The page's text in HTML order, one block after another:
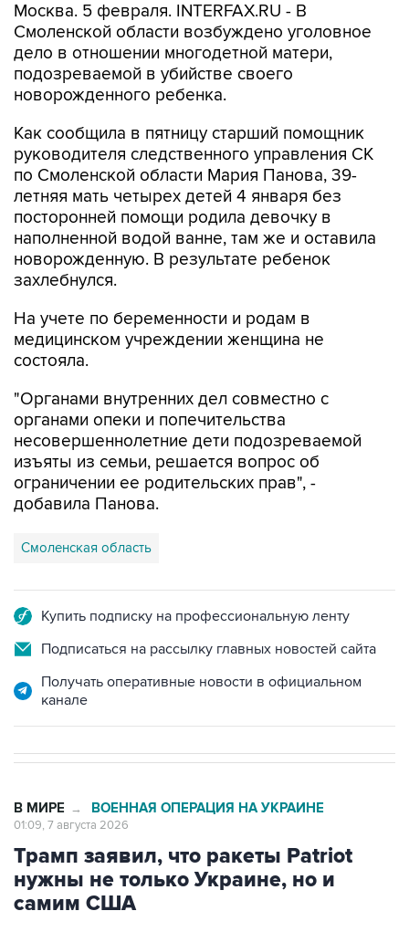
Москва. 5 февраля. INTERFAX.RU - В
Смоленской области возбуждено уголовное
дело в отношении многодетной матери,
подозреваемой в убийстве своего
новорожденного ребенка.
Как сообщила в пятницу старший помощник
руководителя следственного управления СК
по Смоленской области Мария Панова, 39-
летняя мать четырех детей 4 января без
посторонней помощи родила девочку в
наполненной водой ванне, там же и оставила
новорожденную. В результате ребенок
захлебнулся.
На учете по беременности и родам в
медицинском учреждении женщина не
состояла.
"Органами внутренних дел совместно с
органами опеки и попечительства
несовершеннолетние дети подозреваемой
изъяты из семьи, решается вопрос об
ограничении ее родительских прав", -
добавила Панова.
Смоленская область
Купить подписку на профессиональную ленту
Подписаться на рассылку главных новостей сайта
Получать оперативные новости в официальном
канале
В МИРЕ → ВОЕННАЯ ОПЕРАЦИЯ НА УКРАИНЕ
01:09, 7 августа 2026
Трамп заявил, что ракеты Patriot
нужны не только Украине, но и
самим США